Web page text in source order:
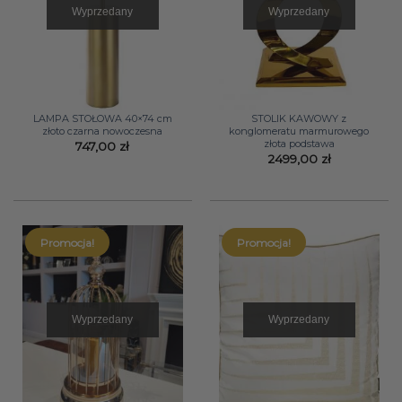
Wyprzedany
LAMPA STOŁOWA 40×74 cm
złoto czarna nowoczesna
747,00 zł
Wyprzedany
STOLIK KAWOWY z
konglomeratu marmurowego
złota podstawa
2499,00 zł
Promocja!
Wyprzedany
Promocja!
Wyprzedany